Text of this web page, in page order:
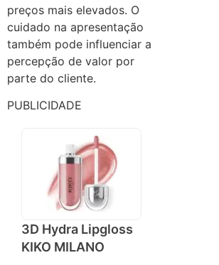
preços mais elevados. O
cuidado na apresentação
também pode influenciar a
percepção de valor por
parte do cliente.
PUBLICIDADE
3D Hydra Lipgloss
KIKO MILANO